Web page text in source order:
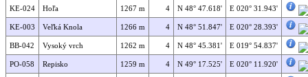
KE-024 Hoľa 1267 m 4 N 48° 47.618' E 020° 31.943'
KE-003 Veľká Knola 1266 m 4 N 48° 51.847' E 020° 28.393'
BB-042 Vysoký vrch 1262 m 4 N 48° 45.381' E 019° 54.837'
PO-058 Repisko 1259 m 4 N 49° 17.525' E 020° 11.920'